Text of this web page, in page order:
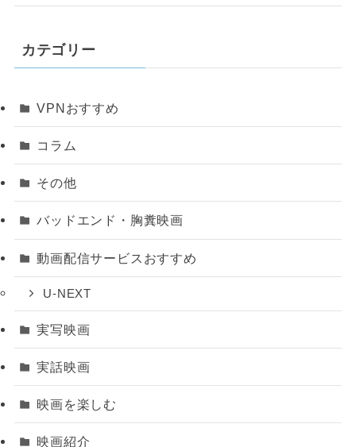
カテゴリー
VPNおすすめ
コラム
その他
バッドエンド・胸糞映画
動画配信サービスおすすめ
U-NEXT
実写映画
実話映画
映画を楽しむ
映画紹介